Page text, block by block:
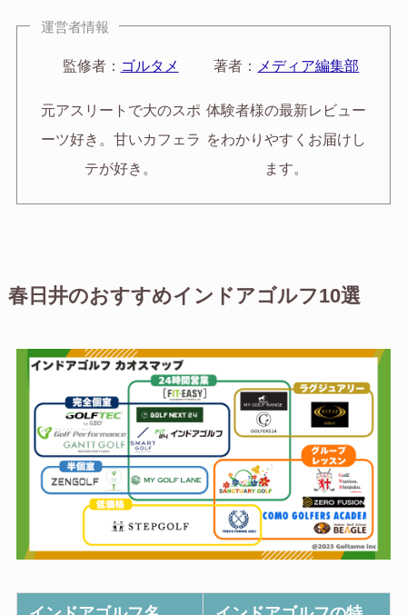
運営者情報
監修者： ゴルタメ
元アスリートで大のスポ
ーツ好き。甘いカフェラ
テが好き。
著者： メディア編集部
体験者様の最新レビュー
をわかりやすくお届けし
ます。
春日井のおすすめインドアゴルフ10選